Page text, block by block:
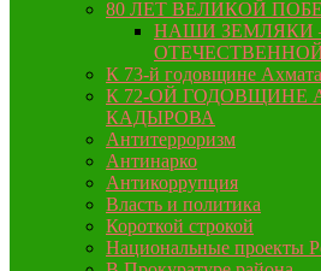
80 ЛЕТ ВЕЛИКОЙ
НАШИ ЗЕМЛЯКИ
К 73-й годовщине
К 72-ОЙ ГОДОВЩИНЕ
КАДЫРОВА
Антитерроризм
Антинарко
Антикоррупция
Власть и политика
Короткой строкой
Национальные проекты